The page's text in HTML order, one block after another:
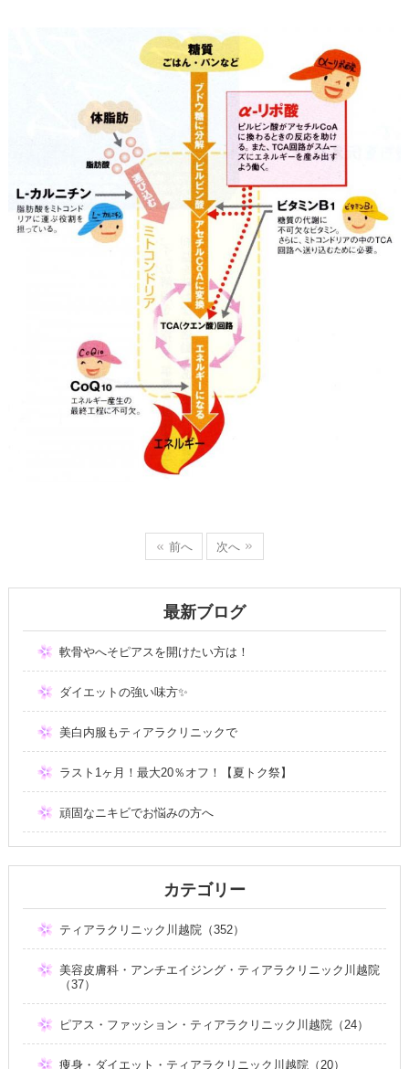
前へ 次へ
最新ブログ
軟骨やへそピアスを開けたい方は！
ダイエットの強い味方✨
美白内服もティアラクリニックで
ラスト1ヶ月！最大20％オフ！【夏トク祭】
頑固なニキビでお悩みの方へ
カテゴリー
ティアラクリニック川越院（352）
美容皮膚科・アンチエイジング・ティアラクリニック川越院
（37）
ピアス・ファッション・ティアラクリニック川越院（24）
痩身・ダイエット・ティアラクリニック川越院（20）